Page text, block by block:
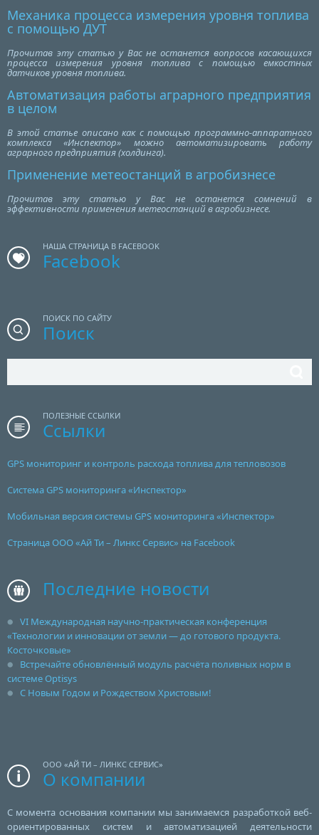
Механика процесса измерения уровня топлива
с помощью ДУТ
Прочитав эту статью у Вас не останется вопросов касающихся
процесса измерения уровня топлива с помощью емкостных
датчиков уровня топлива.
Автоматизация работы аграрного предприятия
в целом
В этой статье описано как с помощью программно-аппаратного
комплекса «Инспектор» можно автоматизировать работу
аграрного предприятия (холдинга).
Применение метеостанций в агробизнесе
Прочитав эту статью у Вас не останется сомнений в
эффективности применения метеостанций в агробизнесе.
НАША СТРАНИЦА В FACEBOOK
Facebook
ПОИСК ПО САЙТУ
Поиск
ПОЛЕЗНЫЕ ССЫЛКИ
Ссылки
GPS мониторинг и контроль расхода топлива для тепловозов
Система GPS мониторинга «Инспектор»
Мобильная версия системы GPS мониторинга «Инспектор»
Страница ООО «Ай Ти – Линкс Сервис» на Facebook
Последние новости
VI Международная научно-практическая конференция
«Технологии и инновации от земли — до готового продукта.
Косточковые»
Встречайте обновлённый модуль расчёта поливных норм в
системе Optisys
С Новым Годом и Рождеством Христовым!
ООО «АЙ ТИ – ЛИНКС СЕРВИС»
О компании
С момента основания компании мы занимаемся разработкой веб-
ориентированных систем и автоматизацией деятельности